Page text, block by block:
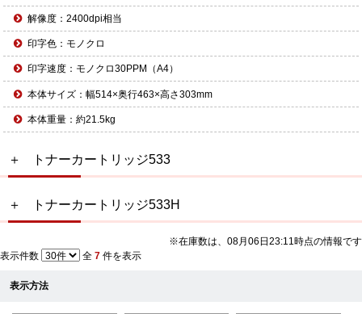
解像度：2400dpi相当
印字色：モノクロ
印字速度：モノクロ30PPM（A4）
本体サイズ：幅514×奥行463×高さ303mm
本体重量：約21.5kg
トナーカートリッジ533
トナーカートリッジ533H
※在庫数は、08月06日23:11時点の情報です
表示件数 全 7 件を表示
表示方法